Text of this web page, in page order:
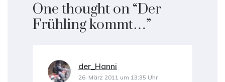
One thought on “Der
Frühling kommt…”
der_Hanni
26. März 2011 um 13:35 Uhr